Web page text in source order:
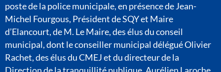
poste de la police municipale, en présence de Jean-
Michel Fourgous, Président de SQY et Maire
d’Elancourt, de M. Le Maire, des élus du conseil
municipal, dont le conseiller municipal délégué Olivier
Rachet, des élus du CMEJ et du directeur de la